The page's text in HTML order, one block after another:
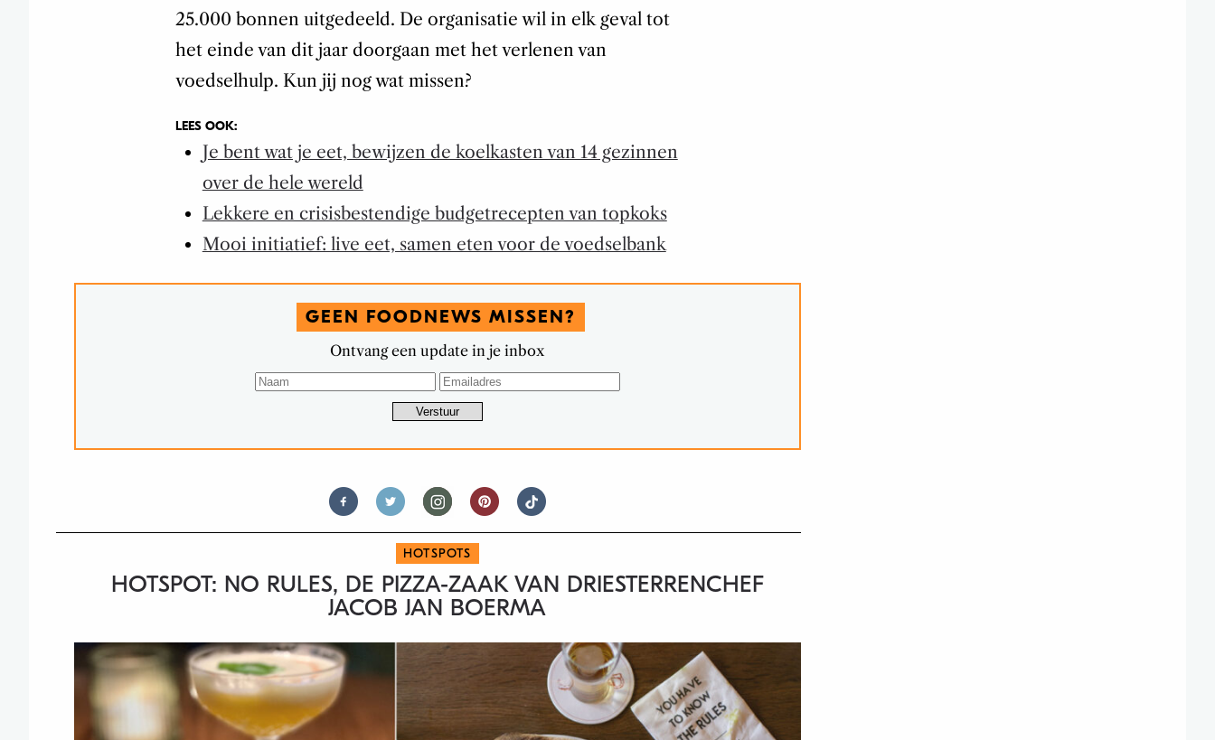
25.000 bonnen uitgedeeld. De organisatie wil in elk geval tot
het einde van dit jaar doorgaan met het verlenen van
voedselhulp. Kun jij nog wat missen?
LEES OOK:
Je bent wat je eet, bewijzen de koelkasten van 14 gezinnen
over de hele wereld
Lekkere en crisisbestendige budgetrecepten van topkoks
Mooi initiatief: live eet, samen eten voor de voedselbank
GEEN FOODNEWS MISSEN?
Ontvang een update in je inbox
HOTSPOTS
HOTSPOT: NO RULES, DE PIZZA-ZAAK VAN DRIESTERRENCHEF
JACOB JAN BOERMA